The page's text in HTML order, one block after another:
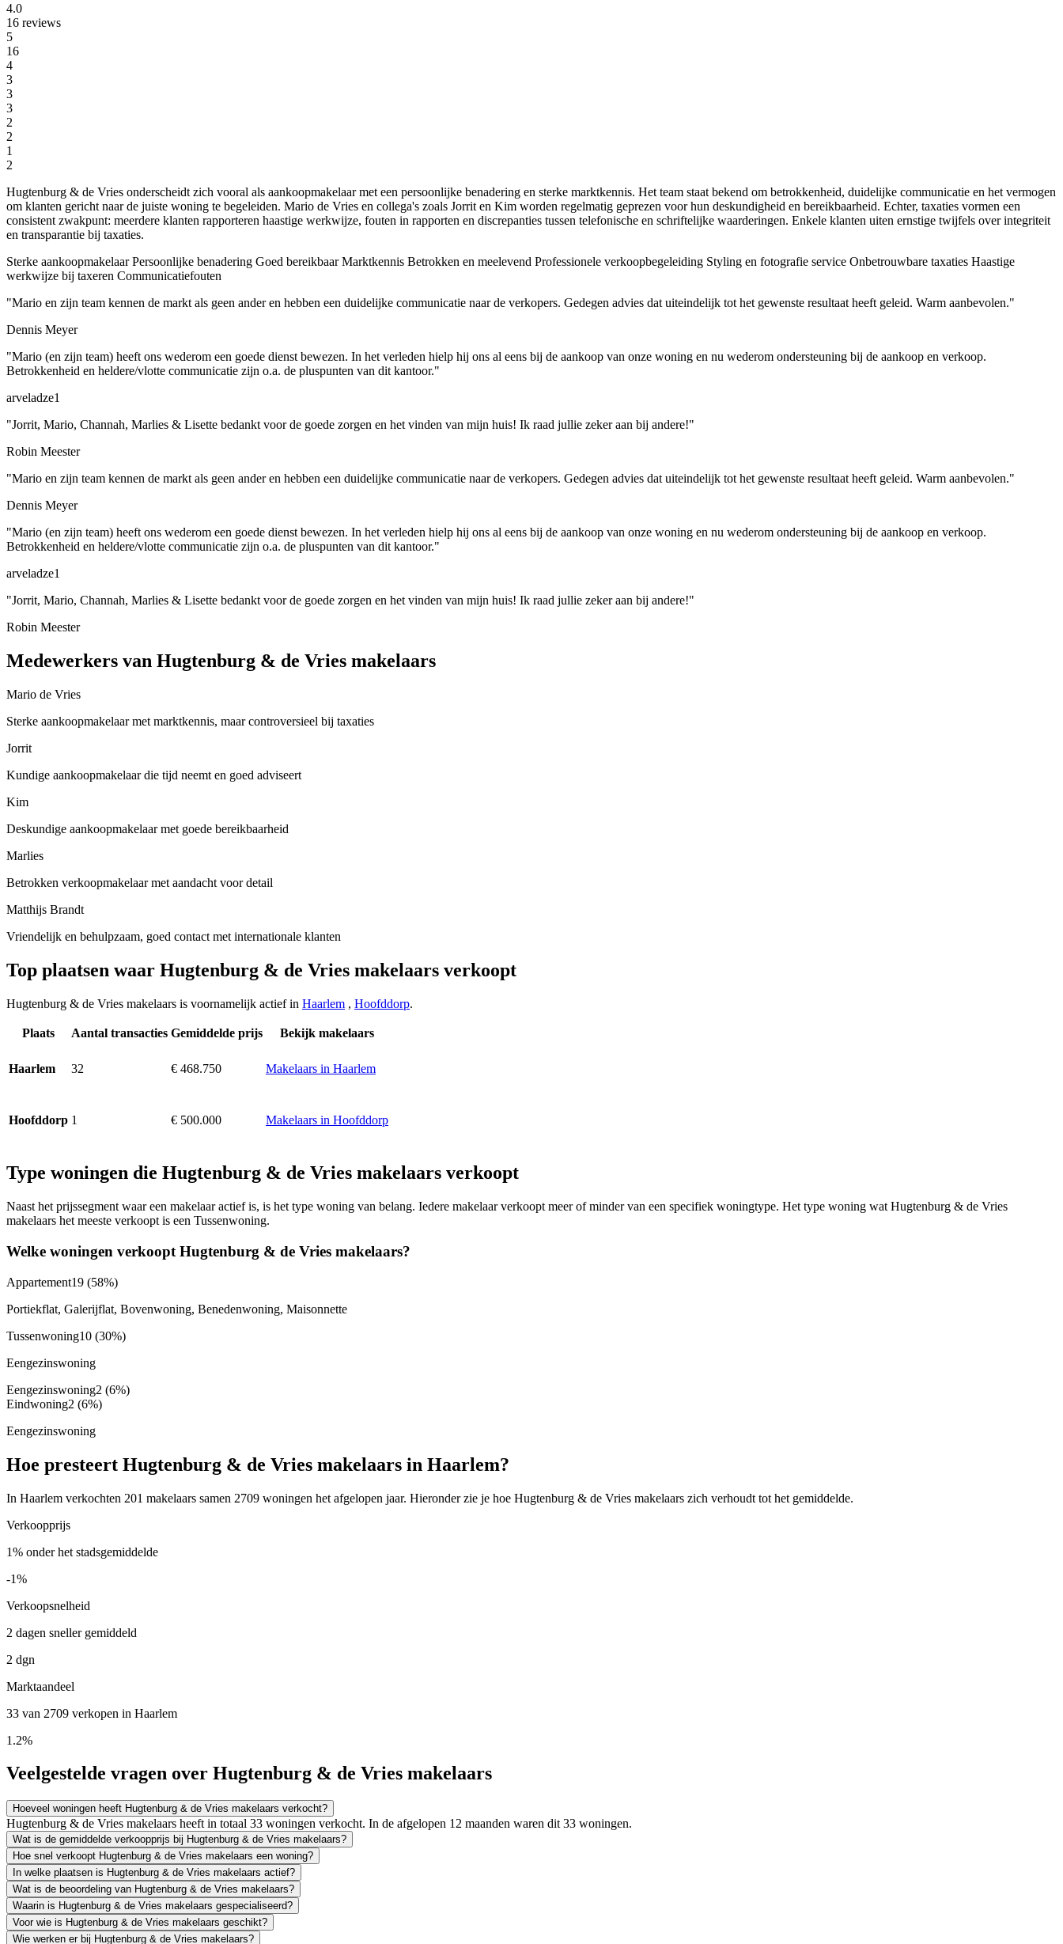
4.0
16 reviews
5
16
4
3
3
3
2
2
1
2
Hugtenburg & de Vries onderscheidt zich vooral als aankoopmakelaar met een persoonlijke benadering en sterke marktkennis. Het team staat bekend om betrokkenheid, duidelijke communicatie en het vermogen
om klanten gericht naar de juiste woning te begeleiden. Mario de Vries en collega's zoals Jorrit en Kim worden regelmatig geprezen voor hun deskundigheid en bereikbaarheid. Echter, taxaties vormen een
consistent zwakpunt: meerdere klanten rapporteren haastige werkwijze, fouten in rapporten en discrepanties tussen telefonische en schriftelijke waarderingen. Enkele klanten uiten ernstige twijfels over integriteit
en transparantie bij taxaties.
Sterke aankoopmakelaarPersoonlijke benadering Goed bereikbaarMarktkennis Betrokken en meelevend Professionele verkoopbegeleiding Styling en fotografie service Onbetrouwbare taxaties Haastige
werkwijze bij taxeren Communicatiefouten
"Mario en zijn team kennen de markt als geen ander en hebben een duidelijke communicatie naar de verkopers. Gedegen advies dat uiteindelijk tot het gewenste resultaat heeft geleid. Warm aanbevolen."
Dennis Meyer
"Mario (en zijn team) heeft ons wederom een goede dienst bewezen. In het verleden hielp hij ons al eens bij de aankoop van onze woning en nu wederom ondersteuning bij de aankoop en verkoop.
Betrokkenheid en heldere/vlotte communicatie zijn o.a. de pluspunten van dit kantoor."
arveladze1
"Jorrit, Mario, Channah, Marlies & Lisette bedankt voor de goede zorgen en het vinden van mijn huis! Ik raad jullie zeker aan bij andere!"
Robin Meester
"Mario en zijn team kennen de markt als geen ander en hebben een duidelijke communicatie naar de verkopers. Gedegen advies dat uiteindelijk tot het gewenste resultaat heeft geleid. Warm aanbevolen."
Dennis Meyer
"Mario (en zijn team) heeft ons wederom een goede dienst bewezen. In het verleden hielp hij ons al eens bij de aankoop van onze woning en nu wederom ondersteuning bij de aankoop en verkoop.
Betrokkenheid en heldere/vlotte communicatie zijn o.a. de pluspunten van dit kantoor."
arveladze1
"Jorrit, Mario, Channah, Marlies & Lisette bedankt voor de goede zorgen en het vinden van mijn huis! Ik raad jullie zeker aan bij andere!"
Robin Meester
Medewerkers van Hugtenburg & de Vries makelaars
Mario de Vries
Sterke aankoopmakelaar met marktkennis, maar controversieel bij taxaties
Jorrit
Kundige aankoopmakelaar die tijd neemt en goed adviseert
Kim
Deskundige aankoopmakelaar met goede bereikbaarheid
Marlies
Betrokken verkoopmakelaar met aandacht voor detail
Matthijs Brandt
Vriendelijk en behulpzaam, goed contact met internationale klanten
Top plaatsen waar Hugtenburg & de Vries makelaars verkoopt
Hugtenburg & de Vries makelaars is voornamelijk actief in Haarlem , Hoofddorp.
Plaats Aantal transacties Gemiddelde prijs Bekijk makelaars
Haarlem 32 € 468.750 Makelaars in Haarlem
Hoofddorp 1 € 500.000 Makelaars in Hoofddorp
Type woningen die Hugtenburg & de Vries makelaars verkoopt
Naast het prijssegment waar een makelaar actief is, is het type woning van belang. Iedere makelaar verkoopt meer of minder van een specifiek woningtype. Het type woning wat Hugtenburg & de Vries
makelaars het meeste verkoopt is een Tussenwoning.
Welke woningen verkoopt Hugtenburg & de Vries makelaars?
Appartement19 (58%)
Portiekflat, Galerijflat, Bovenwoning, Benedenwoning, Maisonnette
Tussenwoning10 (30%)
Eengezinswoning
Eengezinswoning2 (6%)
Eindwoning2 (6%)
Eengezinswoning
Hoe presteert Hugtenburg & de Vries makelaars in Haarlem?
In Haarlem verkochten 201 makelaars samen 2709 woningen het afgelopen jaar. Hieronder zie je hoe Hugtenburg & de Vries makelaars zich verhoudt tot het gemiddelde.
Verkoopprijs
1% onder het stadsgemiddelde
-1%
Verkoopsnelheid
2 dagen sneller gemiddeld
2 dgn
Marktaandeel
33 van 2709 verkopen in Haarlem
1.2%
Veelgestelde vragen over Hugtenburg & de Vries makelaars
Hoeveel woningen heeft Hugtenburg & de Vries makelaars verkocht?
Hugtenburg & de Vries makelaars heeft in totaal 33 woningen verkocht. In de afgelopen 12 maanden waren dit 33 woningen.
Wat is de gemiddelde verkoopprijs bij Hugtenburg & de Vries makelaars?
Hoe snel verkoopt Hugtenburg & de Vries makelaars een woning?
In welke plaatsen is Hugtenburg & de Vries makelaars actief?
Wat is de beoordeling van Hugtenburg & de Vries makelaars?
Waarin is Hugtenburg & de Vries makelaars gespecialiseerd?
Voor wie is Hugtenburg & de Vries makelaars geschikt?
Wie werken er bij Hugtenburg & de Vries makelaars?